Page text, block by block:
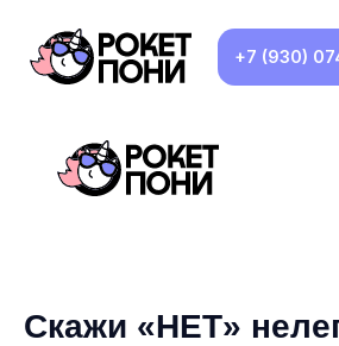
+7 (930) 074-47-11
Скажи «НЕТ»